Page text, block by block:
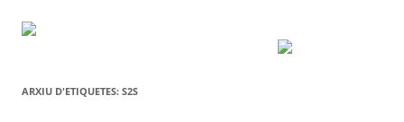
ARXIU D'ETIQUETES: S2S